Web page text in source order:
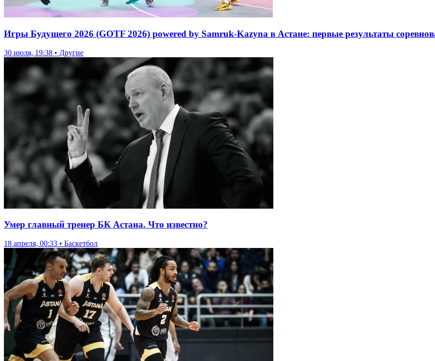
Игры Будущего 2026 (GOTF 2026) powered by Samruk-Kazyna в Астане: первые результаты
30 июля, 19:38 • Другие
Умер главный тренер БК Астана. Что известно?
18 апреля, 00:33 • Баскетбол